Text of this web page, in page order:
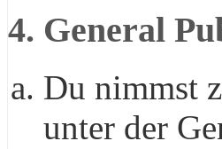
4. General
Du nimmst
unter der